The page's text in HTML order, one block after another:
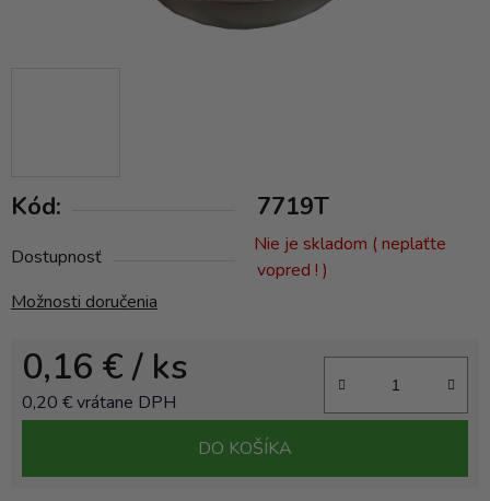
Kód: 7719T
Dostupnosť
Nie je skladom ( neplaťte
vopred ! )
Možnosti doručenia
0,16 €/ ks
0,20 € vrátane DPH
DO KOŠÍKA